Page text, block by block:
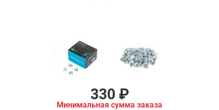
330 ₽
Минимальная сумма заказа
В кредит от 11 руб/мес